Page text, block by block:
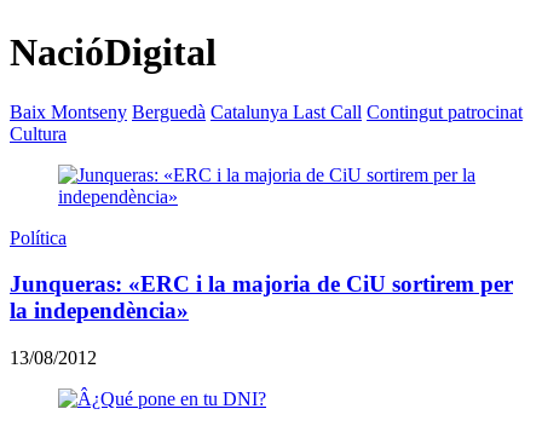
NacióDigital
Baix Montseny Berguedà Catalunya Last Call Contingut patrocinat
Cultura
Política
Junqueras: «ERC i la majoria de CiU sortirem per
la independència»
13/08/2012